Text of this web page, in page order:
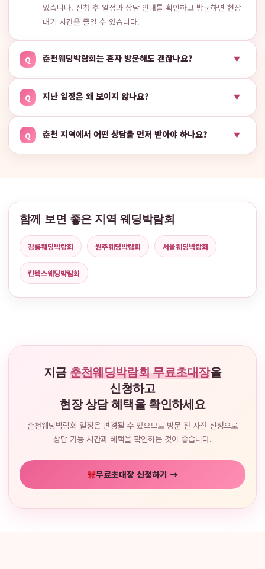
있습니다. 신청 후 일정과 상담 안내를 확인하고 방문하면 현장
대기 시간을 줄일 수 있습니다.
Q 춘천웨딩박람회는 혼자 방문해도 괜찮나요? ▼
Q 지난 일정은 왜 보이지 않나요? ▼
Q 춘천 지역에서 어떤 상담을 먼저 받아야 하나요? ▼
함께 보면 좋은 지역 웨딩박람회
강릉웨딩박람회 원주웨딩박람회 서울웨딩박람회
킨텍스웨딩박람회
지금 춘천웨딩박람회 무료초대장을
신청하고
현장 상담 혜택을 확인하세요
춘천웨딩박람회 일정은 변경될 수 있으므로 방문 전 사전 신청으로
상담 가능 시간과 혜택을 확인하는 것이 좋습니다.
무료초대장 신청하기 →